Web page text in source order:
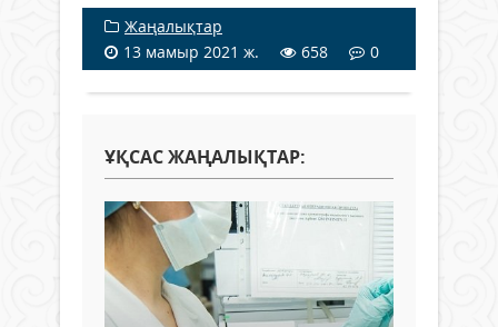
Жаңалықтар
13 мамыр 2021 ж.
658 0
ҰҚСАС ЖАҢАЛЫҚТАР: